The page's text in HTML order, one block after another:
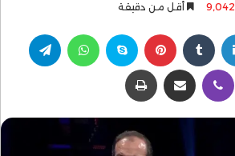
9٬042 أقل من دقيقة
لينكدإن بينتيريست سكايب واتساب
ڤايبر مشاركة عبر البريد طباعة